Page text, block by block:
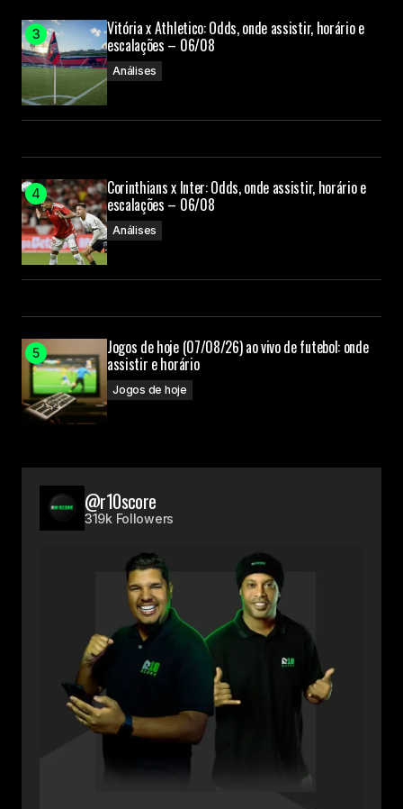
Vitória x Athletico: Odds, onde assistir, horário e
escalações – 06/08
Análises
Corinthians x Inter: Odds, onde assistir, horário e
escalações – 06/08
Análises
Jogos de hoje (07/08/26) ao vivo de futebol: onde
assistir e horário
Jogos de hoje
@r10score
319k Followers